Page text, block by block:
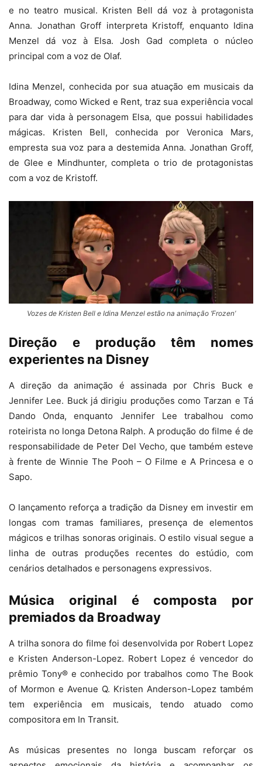
e no teatro musical. Kristen Bell dá voz à protagonista
Anna. Jonathan Groff interpreta Kristoff, enquanto Idina
Menzel dá voz à Elsa. Josh Gad completa o núcleo
principal com a voz de Olaf.
Idina Menzel, conhecida por sua atuação em musicais da
Broadway, como Wicked e Rent, traz sua experiência vocal
para dar vida à personagem Elsa, que possui habilidades
mágicas. Kristen Bell, conhecida por Veronica Mars,
empresta sua voz para a destemida Anna. Jonathan Groff,
de Glee e Mindhunter, completa o trio de protagonistas
com a voz de Kristoff.
Vozes de Kristen Bell e Idina Menzel estão na animação ‘Frozen’
Direção e produção têm nomes
experientes na Disney
A direção da animação é assinada por Chris Buck e
Jennifer Lee. Buck já dirigiu produções como Tarzan e Tá
Dando Onda, enquanto Jennifer Lee trabalhou como
roteirista no longa Detona Ralph. A produção do filme é de
responsabilidade de Peter Del Vecho, que também esteve
à frente de Winnie The Pooh – O Filme e A Princesa e o
Sapo.
O lançamento reforça a tradição da Disney em investir em
longas com tramas familiares, presença de elementos
mágicos e trilhas sonoras originais. O estilo visual segue a
linha de outras produções recentes do estúdio, com
cenários detalhados e personagens expressivos.
Música original é composta por
premiados da Broadway
A trilha sonora do filme foi desenvolvida por Robert Lopez
e Kristen Anderson-Lopez. Robert Lopez é vencedor do
prêmio Tony® e conhecido por trabalhos como The Book
of Mormon e Avenue Q. Kristen Anderson-Lopez também
tem experiência em musicais, tendo atuado como
compositora em In Transit.
As músicas presentes no longa buscam reforçar os